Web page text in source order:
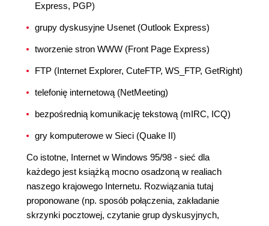
Express, PGP)
grupy dyskusyjne Usenet (Outlook Express)
tworzenie stron WWW (Front Page Express)
FTP (Internet Explorer, CuteFTP, WS_FTP, GetRight)
telefonię internetową (NetMeeting)
bezpośrednią komunikację tekstową (mIRC, ICQ)
gry komputerowe w Sieci (Quake II)
Co istotne, Internet w Windows 95/98 - sieć dla
każdego jest książką mocno osadzoną w realiach
naszego krajowego Internetu. Rozwiązania tutaj
proponowane (np. sposób połączenia, zakładanie
skrzynki pocztowej, czytanie grup dyskusyjnych,